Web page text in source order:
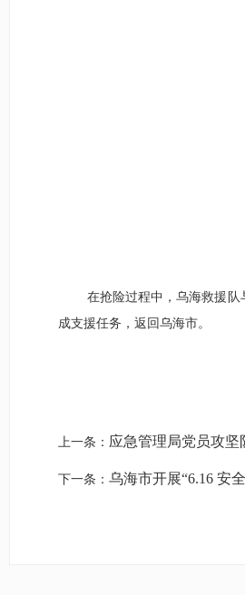
在抢险过程中，乌海救援
成支援任务，返回乌海市。
上一条： 应急管理局党员攻坚
下一条： 乌海市开展“6.16 安